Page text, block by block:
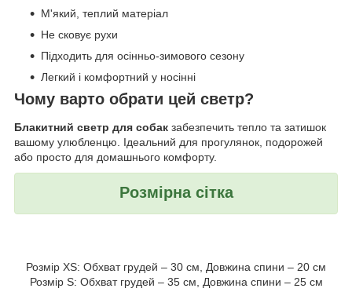
М'який, теплий матеріал
Не сковує рухи
Підходить для осінньо-зимового сезону
Легкий і комфортний у носінні
Чому варто обрати цей светр?
Блакитний светр для собак забезпечить тепло та затишок
вашому улюбленцю. Ідеальний для прогулянок, подорожей
або просто для домашнього комфорту.
Розмірна сітка
Розмір XS: Обхват грудей – 30 см, Довжина спини – 20 см
Розмір S: Обхват грудей – 35 см, Довжина спини – 25 см